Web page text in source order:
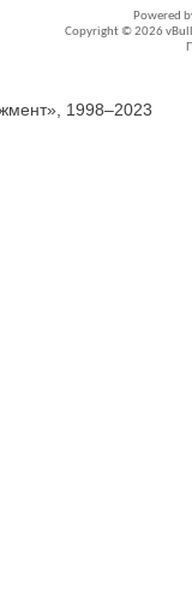
Powered
Copyright © 2026
1998–2023